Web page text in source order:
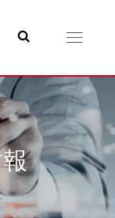
Toggle